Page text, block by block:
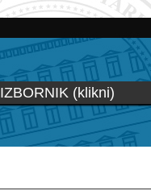
Skoči
glavni
sadržaj
IZBORNIK (klikni)